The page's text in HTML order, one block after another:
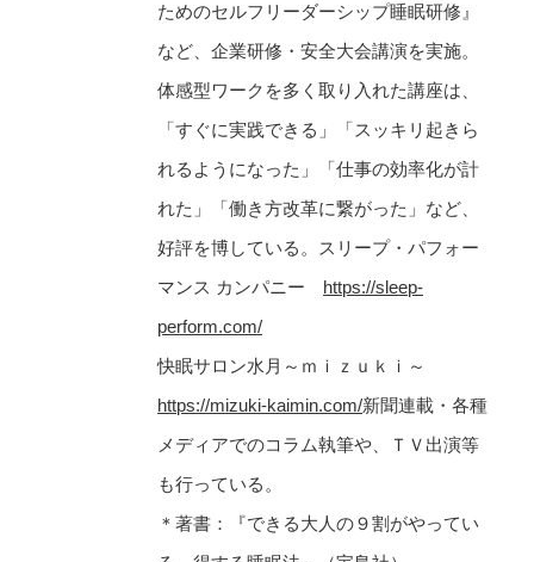
ためのセルフリーダーシップ睡眠研修』
など、企業研修・安全大会講演を実施。
体感型ワークを多く取り入れた講座は、
「すぐに実践できる」「スッキリ起きら
れるようになった」「仕事の効率化が計
れた」「働き方改革に繋がった」など、
好評を博している。スリープ・パフォー
マンス カンパニー https://sleep-
perform.com/
快眠サロン水月～ｍｉｚｕｋｉ～
https://mizuki-kaimin.com/新聞連載・各種
メディアでのコラム執筆や、ＴＶ出演等
も行っている。
＊著書：『できる大人の９割がやってい